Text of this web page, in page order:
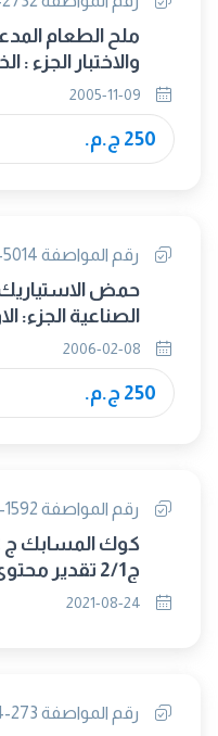
ملح الطعام
والاختبار الجزء : الخامس تقدير الكبريتات
250 ج.م.
رقم المواصفة 5014-1 / 2005
حمض
الصناعية الجزء:
250 ج.م.
رقم المواصفة 1592-2-1 / 2005
ج2/1 تقدير
الصلب (الغاء مجلس
رقم المواصفة 273-4 / 2005